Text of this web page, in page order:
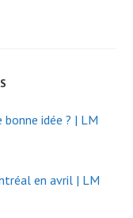
idée ? | LM
en avril | LM